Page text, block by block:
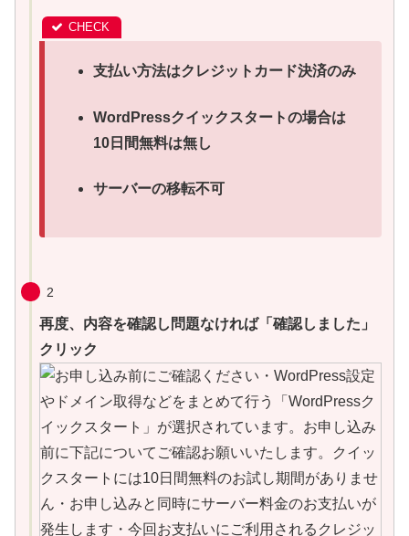
支払い方法はクレジットカード決済のみ
WordPressクイックスタートの場合は
10 日間無料は無し
サーバーの移転不可
2
再度、内容を確認し問題なければ「確認しました」
クリック